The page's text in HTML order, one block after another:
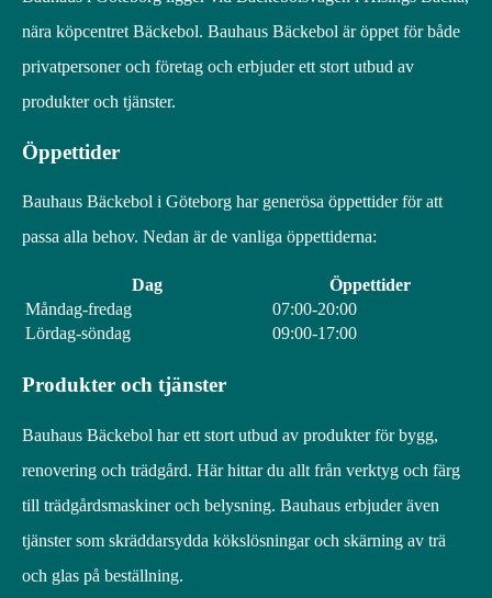
nära köpcentret Bäckebol. Bauhaus Bäckebol är öppet för både
privatpersoner och företag och erbjuder ett stort utbud av
produkter och tjänster.
Öppettider
Bauhaus Bäckebol i Göteborg har generösa öppettider för att
passa alla behov. Nedan är de vanliga öppettiderna:
Dag
Öppettider
Måndag-fredag
07:00-20:00
Lördag-söndag
09:00-17:00
Produkter och tjänster
Bauhaus Bäckebol har ett stort utbud av produkter för bygg,
renovering och trädgård. Här hittar du allt från verktyg och färg
till trädgårdsmaskiner och belysning. Bauhaus erbjuder även
tjänster som skräddarsydda kökslösningar och skärning av trä
och glas på beställning.